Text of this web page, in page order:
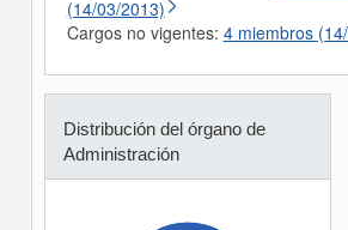
(14/03/2013)
Cargos no vigentes: 4 miembros
Distribución del órgano de
Administración